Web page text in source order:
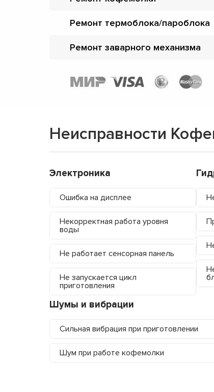
Ремонт термоблока/пароблока
Ремонт заварного механизма
Неисправности
Электроника
Ошибка на дисплее
Некорректная работа уровня
воды
Не работает сенсорная панель
Не запускается цикл
приготовления
Шумы и вибрации
Сильная вибрация при приготовлении
Шум при работе кофемолки